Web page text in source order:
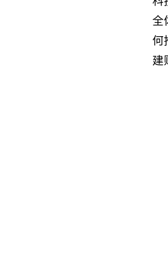
全
何
建